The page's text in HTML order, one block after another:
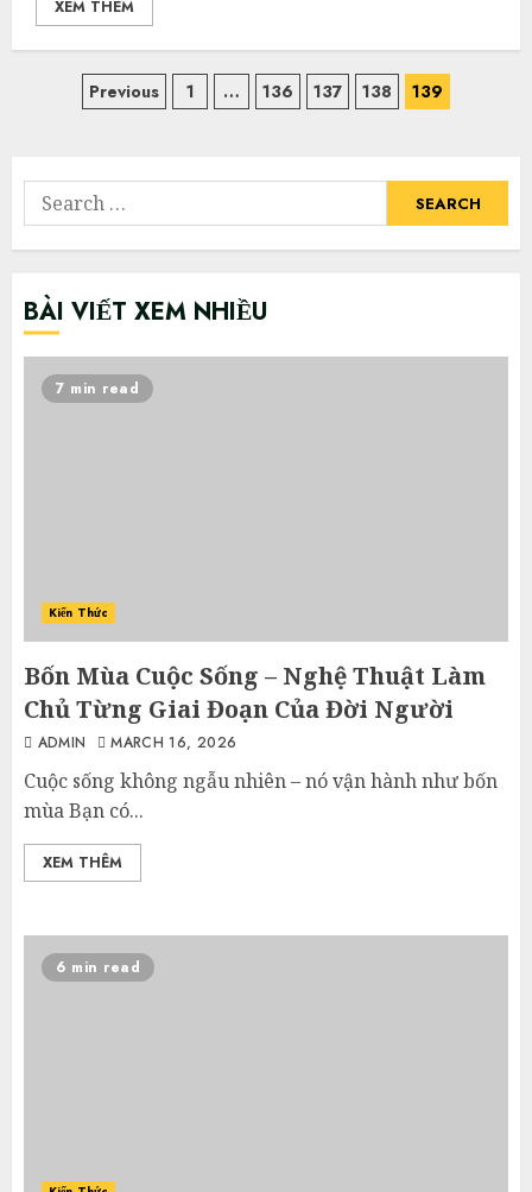
XEM THÊM
Posts
Previous 1 … 136 137 138 139
Search
for:
BÀI VIẾT XEM NHIỀU
7 min read
Kiến Thức
Bốn Mùa Cuộc Sống – Nghệ Thuật Làm
Chủ Từng Giai Đoạn Của Đời Người
ADMIN MARCH 16, 2026
Cuộc sống không ngẫu nhiên – nó vận hành như bốn
mùa Bạn có...
XEM THÊM
6 min read